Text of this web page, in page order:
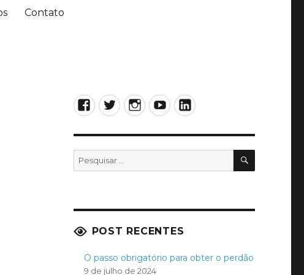
Contato
Facebook
TwitterInstagram
YouTubeLinkedIn
Pesquisar
por:
POST RECENTES
O passo obrigatório para obter o perdão
9 de julho de 2024